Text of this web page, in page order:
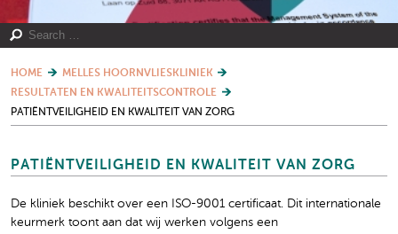
HOME
MELLES HOORNVLIESKLINIEK
RESULTATEN EN KWALITEITSCONTROLE
PATIËNTVEILIGHEID EN KWALITEIT VAN ZORG
PATIËNTVEILIGHEID EN KWALITEIT VAN ZORG
De kliniek beschikt over een ISO-9001 certificaat. Dit internationale
keurmerk toont aan dat wij werken volgens een